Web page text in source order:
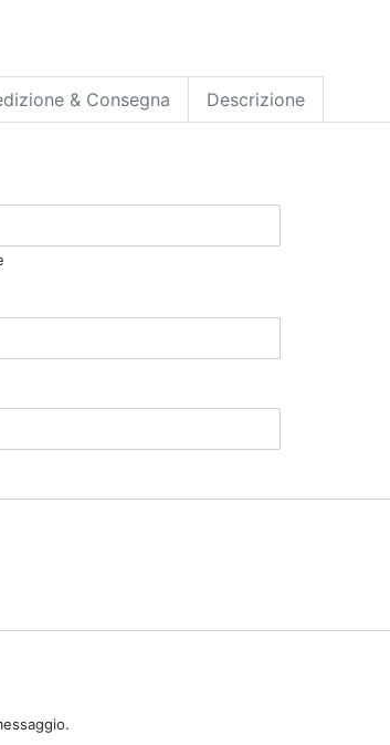
& Consegna Descrizione